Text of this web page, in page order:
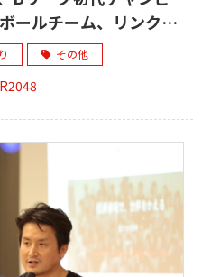
ールチーム、リンク栃
裏。
その他